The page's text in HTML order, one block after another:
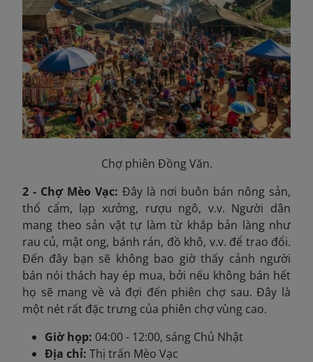
Chợ phiên Đồng Văn.
2 - Chợ Mèo Vạc: Đây là nơi buôn bán nông sản,
thổ cẩm, lạp xưởng, rượu ngô, v.v. Người dân
mang theo sản vật tự làm từ khắp bản làng như
rau củ, mật ong, bánh rán, đồ khô, v.v. để trao đổi.
Đến đây bạn sẽ không bao giờ thấy cảnh người
bán nói thách hay ép mua, bởi nếu không bán hết
họ sẽ mang về và đợi đến phiên chợ sau. Đây là
một nét rất đặc trưng của phiên chợ vùng cao.
Giờ họp: 04:00 - 12:00, sáng Chủ Nhật
Địa chỉ: Thị trấn Mèo Vạc